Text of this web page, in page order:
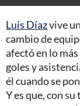
Luis Díazvive
cambio de
afectó en lo
goles y
él cuando se
Y es que, con